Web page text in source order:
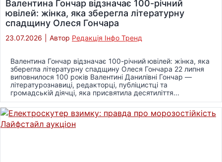
Валентина Гончар відзначає 100-річний
ювілей: жінка, яка зберегла літературну
спадщину Олеся Гончара
23.07.2026 Автор Редакція Інфо Тренд
Валентина Гончар відзначає 100-річний ювілей: жінка, яка
зберегла літературну спадщину Олеся Гончара 22 липня
виповнилося 100 років Валентині Данилівні Гончар —
літературознавиці, редакторці, публіцистці та
громадській діячці, яка присвятила десятиліття...